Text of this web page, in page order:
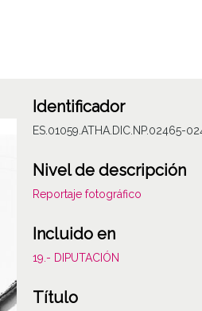
Identificador
ES.01059.ATHA.DIC.NP.02465-
Nivel de descripción
Reportaje fotográfico
Incluido en
19.- DIPUTACIÓN
Título